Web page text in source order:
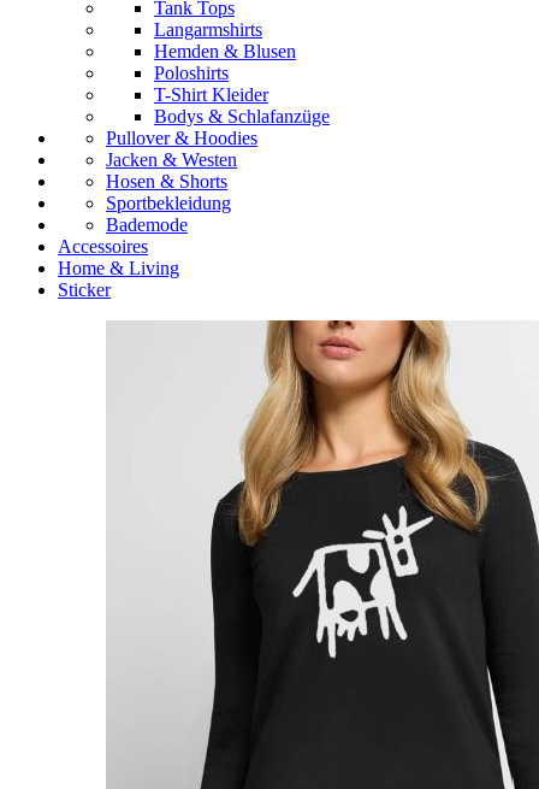
Tank Tops
Langarmshirts
Hemden & Blusen
Poloshirts
T-Shirt Kleider
Bodys & Schlafanzüge
Pullover & Hoodies
Jacken & Westen
Hosen & Shorts
Sportbekleidung
Bademode
Accessoires
Home & Living
Sticker